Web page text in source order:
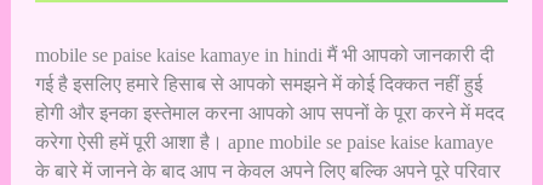
mobile se paise kaise kamaye in hindi मैं भी आपको जानकारी दी
गई है इसलिए हमारे हिसाब से आपको समझने में कोई दिक्कत नहीं हुई
होगी और इनका इस्तेमाल करना आपको आप सपनों के पूरा करने में मदद
करेगा ऐसी हमें पूरी आशा है। apne mobile se paise kaise kamaye
के बारे में जानने के बाद आप न केवल अपने लिए बल्कि अपने पूरे परिवार